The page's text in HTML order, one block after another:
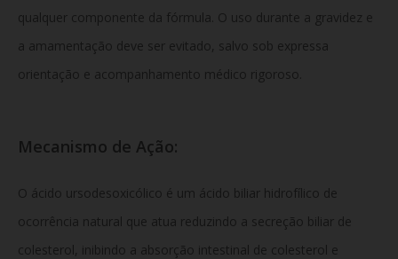
qualquer componente da fórmula. O uso durante a gravidez e
a amamentação deve ser evitado, salvo sob expressa
orientação e acompanhamento médico rigoroso.
Mecanismo de Ação:
O ácido ursodesoxicólico é um ácido biliar hidrofílico de
ocorrência natural que atua reduzindo a secreção biliar de
colesterol, inibindo a absorção intestinal de colesterol e